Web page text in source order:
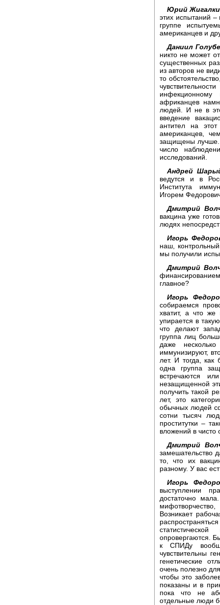
Юрий
этих испытаний –
группе
американцев и
Даниил
никто не может
существенных
из авторов не
то
инфекционному
африканцев
людей. И не в
введение
антител на
американцев,
защищены лучше.
число
исследований.
Андрей
ведутся и в
Института
Игорем
Дмитрий
вакцина уже
людях
Игорь
наш,
мы получили
Дмитрий
главное?
Игорь
собираемся
хватит, а что же
упирается в
что делают
группа лиц
даже
иммунизируют,
лет. И тогда, как
одна группа
встречаются
незащищенной
получить такой
лет, это
обычных людей
сотни тысяч
проститутки –
вложений в чисто
Дмитрий
замешательство
то, что их
разному. У вас
Игорь
выступлении
достаточно
мифотворчество,
Возникает
опровергаются.
к СПИДу
чувствительны
генетические
очень полезно
чтобы это
показаны и в
пока что не
отдельные люди